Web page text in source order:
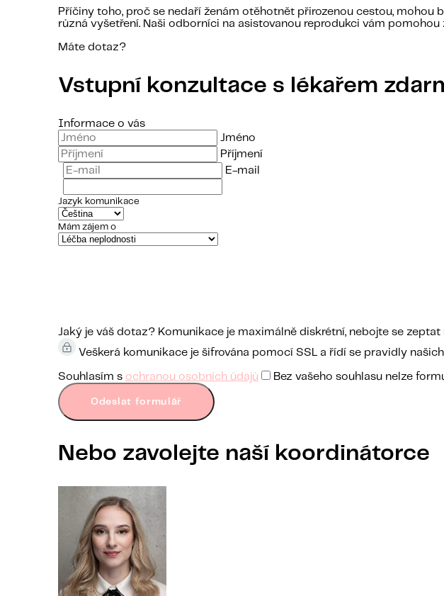
Příčiny toho, proč se nedaří ženám otěhotnět přirozenou cestou, mohou
různá vyšetření. Naši odborníci na asistovanou reprodukci vám
Máte dotaz?
Vstupní konzultace s lékařem
Informace o vás
Jméno
Příjmení
E-mail
Jazyk komunikace
Mám zájem o
Jaký je váš dotaz? Komunikace je maximálně diskrétní, nebojte se
Veškerá komunikace je šifrována pomocí SSL a řídí se pravidly našich
Souhlasím s ochranou osobních údajů Bez vašeho souhlasu nelze
Odeslat formulář
Nebo zavolejte naší koordinátorce